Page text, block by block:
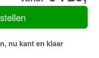
nu kant en klaar